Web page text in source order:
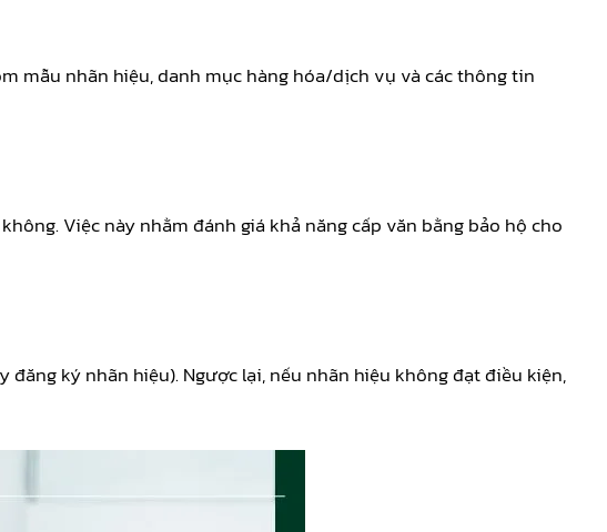
mẫu nhãn hiệu, danh mục hàng hóa/dịch vụ và các thông tin
Việc này nhằm đánh giá khả năng cấp văn bằng bảo hộ cho
ký nhãn hiệu). Ngược lại, nếu nhãn hiệu không đạt điều kiện,